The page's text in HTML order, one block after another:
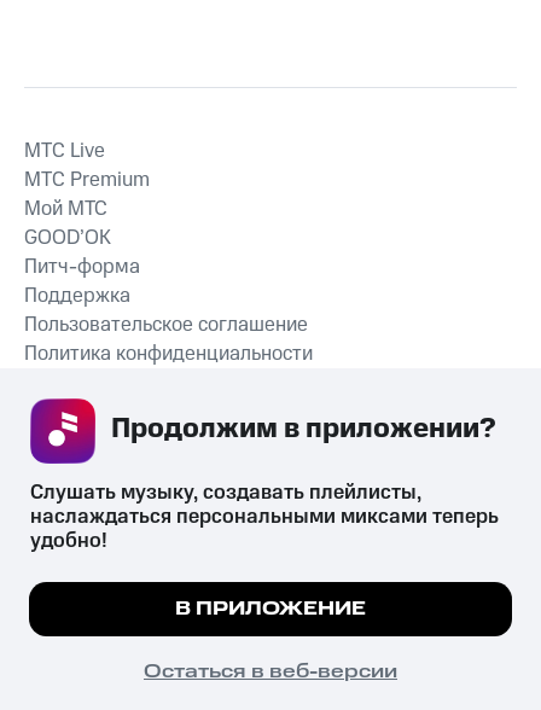
СКАЧАТЬ ПРИЛОЖЕНИЕ
MTС Live
MTС Premium
Мой МТС
GOOD’OK
Питч-форма
Поддержка
Пользовательское соглашение
Политика конфиденциальности
психотропных веществ, их аналогов причиняет вред здоровью,
их незаконный оборот запрещён и влечёт установленную
законодательством ответственность.
© 2026 ООО «КИОН».
Все права защищены
Мы используем куки, чтобы на сайте все
Подробнее
ПОНЯТНО
Слушать музыку, создавать плейлисты,
наслаждаться персональными миксами теперь
удобно!
В ПРИЛОЖЕНИЕ
Остаться в веб-версии